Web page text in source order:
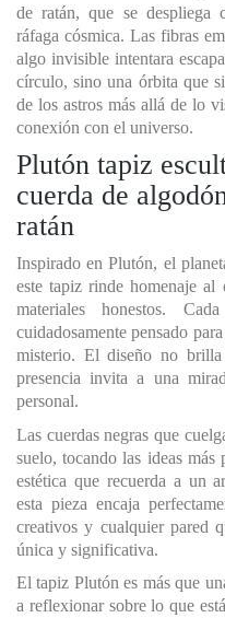
de ratán, que se despliega
ráfaga cósmica. Las fibras
algo invisible intentara
círculo, sino una órbita que
de los astros más allá de lo
conexión con el universo.
Plutón tapiz
cuerda de
ratán
Inspirado en Plutón, el
este tapiz rinde homenaje al
materiales honestos.
cuidadosamente pensado
misterio. El diseño no
presencia invita a una
personal.
Las cuerdas negras que
suelo, tocando las ideas
estética que recuerda a un
esta pieza encaja
creativos y cualquier pared
única y significativa.
El tapiz Plutón es más que
a reflexionar sobre lo que